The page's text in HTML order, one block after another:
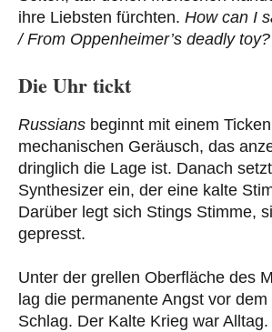
ihre Liebsten fürchten. How can I
/ From Oppenheimer’s deadly toy?
Die Uhr tickt
Russians beginnt mit einem
mechanischen Geräusch, das
dringlich die Lage ist. Danach
Synthesizer ein, der eine kalte
Darüber legt sich Stings Stimme,
gepresst.
Unter der grellen Oberfläche des
lag die permanente Angst vor
Schlag. Der Kalte Krieg war